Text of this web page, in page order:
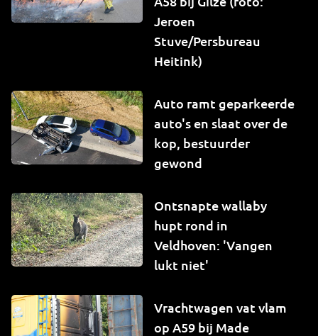
Jeroen
Stuve/Persbureau
Heitink)
Auto ramt geparkeerde
auto's en slaat over de
kop, bestuurder
gewond
Ontsnapte wallaby
hupt rond in
Veldhoven: 'Vangen
lukt niet'
Vrachtwagen vat vlam
op A59 bij Made